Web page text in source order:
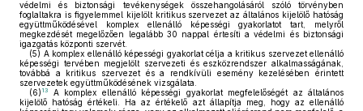
védelmi és biztonsági tevékenységek összehangolásáról szóló törvényben
foglaltakra is figyelemmel kijelölt kritikus szervezet az általános kijelölő hatóság
együttműködésével komplex ellenálló képességi gyakorlatot tart, melyről
megkezdését megelőzően legalább 30 nappal értesíti a védelmi és biztonsági
igazgatás központi szervét.
(5) A komplex ellenálló képességi gyakorlat célja a kritikus szervezet ellenálló
képességi tervében megjelölt szervezeti és eszközrendszer alkalmasságának,
továbbá a kritikus szervezet és a rendkívüli esemény kezelésében érintett
szervezetek együttműködésének vizsgálata.
(6) 13
A komplex ellenálló képességi gyakorlat megfelelőségét az általános
kijelölő hatóság értékeli. Ha az értékelő azt állapítja meg, hogy az ellenálló